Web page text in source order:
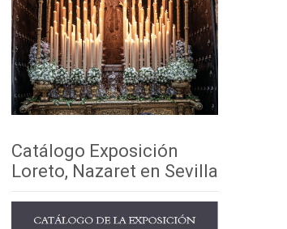
Catálogo Exposición
Loreto, Nazaret en Sevilla